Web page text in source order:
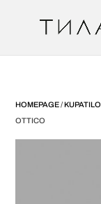
HOMEPAGE/KUPATILO
OTTICO